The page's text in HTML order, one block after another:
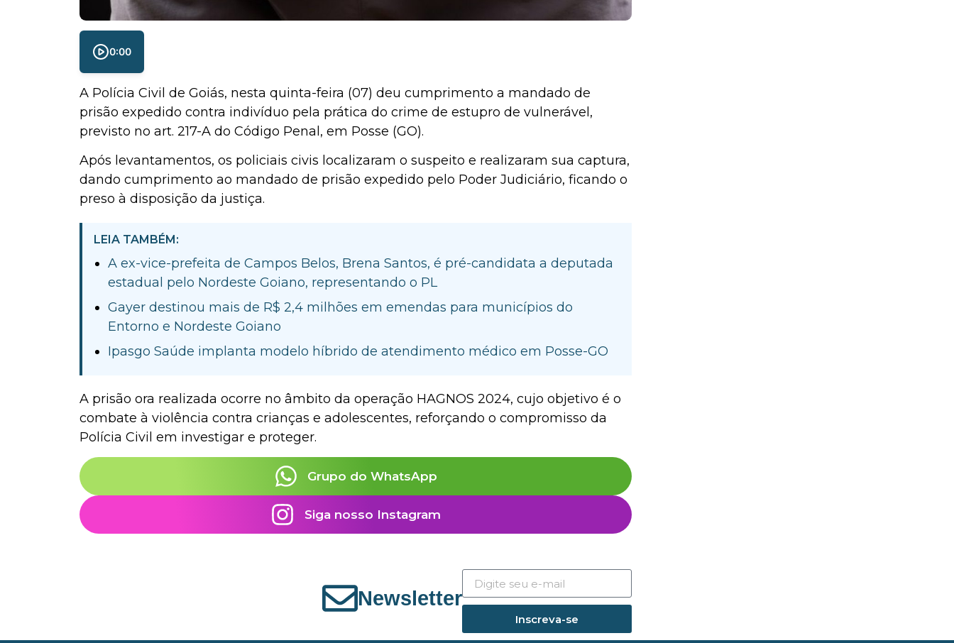
0:00
A Polícia Civil de Goiás, nesta quinta-feira (07) deu cumprimento a mandado de
prisão expedido contra indivíduo pela prática do crime de estupro de vulnerável,
previsto no art. 217-A do Código Penal, em Posse (GO).
Após levantamentos, os policiais civis localizaram o suspeito e realizaram sua captura,
dando cumprimento ao mandado de prisão expedido pelo Poder Judiciário, ficando o
preso à disposição da justiça.
LEIA TAMBÉM:
A ex-vice-prefeita de Campos Belos, Brena Santos, é pré-candidata a deputada
estadual pelo Nordeste Goiano, representando o PL
Gayer destinou mais de R$ 2,4 milhões em emendas para municípios do
Entorno e Nordeste Goiano
Ipasgo Saúde implanta modelo híbrido de atendimento médico em Posse-GO
A prisão ora realizada ocorre no âmbito da operação HAGNOS 2024, cujo objetivo é o
combate à violência contra crianças e adolescentes, reforçando o compromisso da
Polícia Civil em investigar e proteger.
Grupo do WhatsApp
Siga nosso Instagram
Newsletter
Inscreva-se